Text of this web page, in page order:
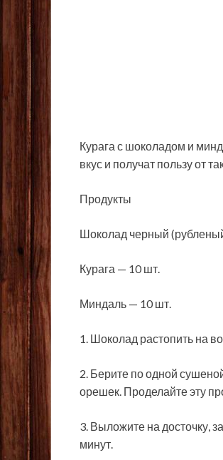
Курага с шоколадом и
вкус и получат пользу от
Продукты
Шоколад черный
Курага — 10 шт.
Миндаль — 10 шт.
1. Шоколад растопить на
2. Берите по одной
орешек. Проделайте эту
3. Выложите на досточку,
минут.